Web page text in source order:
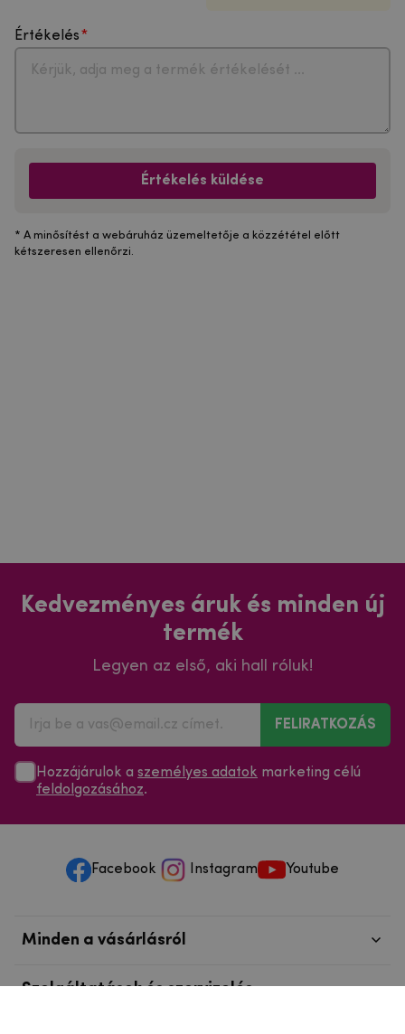
Értékelés
Értékelés küldése
* A minősítést a webáruház üzemeltetője a közzététel előtt
kétszeresen ellenőrzi.
Kedvezményes áruk és minden új
termék
Legyen az első, aki hall róluk!
FELIRATKOZÁS
Hozzájárulok a személyes adatok marketing célú
feldolgozásához.
Facebook Instagram Youtube
Minden a vásárlásról
Szolgáltatások és szervizelés